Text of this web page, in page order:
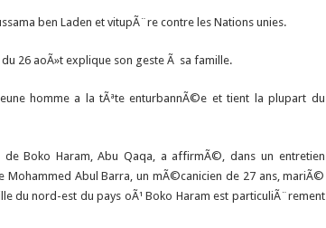
ben Laden et vitupÃ¨re contre les Nations unies.
26 aoÃ»t explique son geste Ã sa famille.
homme a la tÃªte enturbannÃ©e et tient la plupart du
Boko Haram, Abu Qaqa, a affirmÃ©, dans un entretien
Mohammed Abul Barra, un mÃ©canicien de 27 ans, mariÃ©
du nord-est du pays oÃ¹ Boko Haram est particuliÃ¨rement